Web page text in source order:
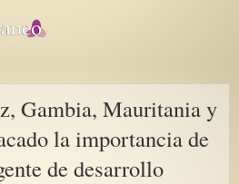
Gambia, Mauritania y
la importancia de
de desarrollo